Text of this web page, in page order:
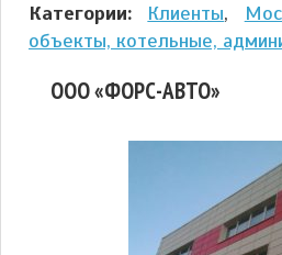
Категории: Клиенты,
объекты, котельные,
ООО «ФОРС-АВТО»